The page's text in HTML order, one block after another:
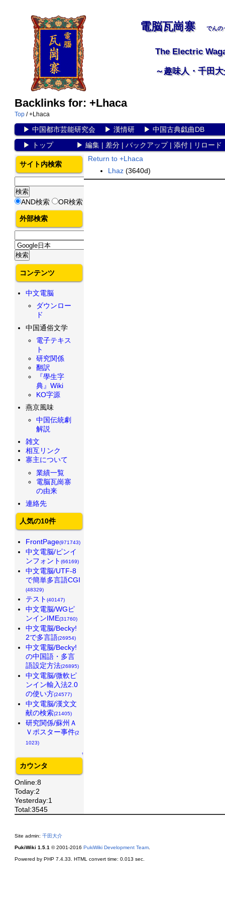
電脳瓦崗寨 でんの
The Electric
～趣味人・千田
Backlinks for: +Lhaca
Top / +Lhaca
▶ 中国都市芸能研究会▶ 漢情研▶ 中国古典戯曲DB
▶
トップ▶ 編集| 差分| バックアップ| 添付| リロード
Return to +Lhaca
Lhaz(3640d)
サイト内検索
AND検索 OR検索
外部検索
コンテンツ
中文電脳
ダウンロー
ド
中国通俗文学
電子テキス
ト
研究関係
翻訳
『學生字
典』Wiki
KO字源
燕京風味
中国伝統劇
解説
雑文
相互リンク
寨主について
業績一覧
電脳瓦崗寨
の由来
連絡先
人気の10件
FrontPage(971743)
中文電脳/ピンイ
ンフォント (66169)
中文電脳/UTF-8
で簡単多言語CGI
(48329)
テスト (40147)
中文電脳/WGピ
ンインIME(31760)
中文電脳/Becky!
2で多言語(26954)
中文電脳/Becky!
の中国語・多言
語設定方法(26895)
中文電脳/微軟ピ
ンイン輸入法2.0
の使い方(24577)
中文電脳/漢文文
献の検索(21405)
研究関係/蘇州Ａ
Ｖポスター事件(2
1023)
↑
カウンタ
Online:8
Today:2
Yesterday:1
Total:3545
Site admin: 千田大介
PukiWiki 1.5.1 © 2001-2016 PukiWiki Development Team.
Powered by PHP 7.4.33. HTML convert time: 0.013 sec.